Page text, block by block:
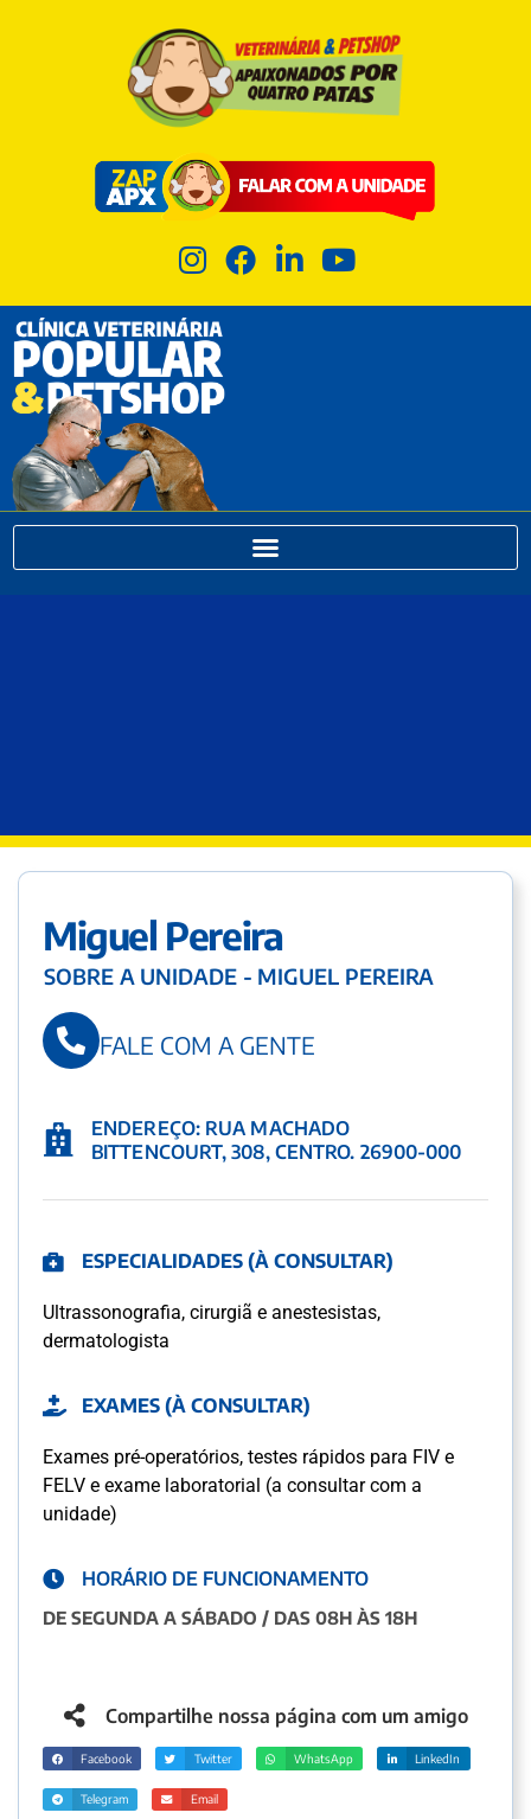
Miguel Pereira
SOBRE A UNIDADE - MIGUEL PEREIRA
FALE COM A GENTE
ENDEREÇO: RUA MACHADO
BITTENCOURT, 308, CENTRO. 26900-000
ESPECIALIDADES (À CONSULTAR)
Ultrassonografia, cirurgiã e anestesistas,
dermatologista
EXAMES (À CONSULTAR)
Exames pré-operatórios, testes rápidos para FIV e
FELV e exame laboratorial (a consultar com a
unidade)
HORÁRIO DE FUNCIONAMENTO
DE SEGUNDA A SÁBADO / DAS 08H ÀS 18H
Compartilhe nossa página com um amigo
Facebook Twitter WhatsApp LinkedIn
Telegram Email